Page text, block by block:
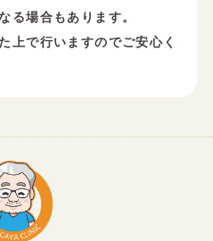
る場合もあります。
上で行いますのでご安心く